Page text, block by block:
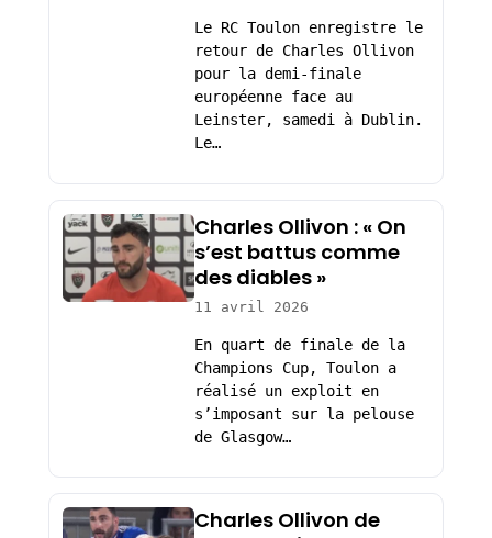
Le RC Toulon enregistre le
retour de Charles Ollivon
pour la demi-finale
européenne face au
Leinster, samedi à Dublin.
Le…
Charles Ollivon : « On
s’est battus comme
des diables »
11 avril 2026
En quart de finale de la
Champions Cup, Toulon a
réalisé un exploit en
s’imposant sur la pelouse
de Glasgow…
Charles Ollivon de